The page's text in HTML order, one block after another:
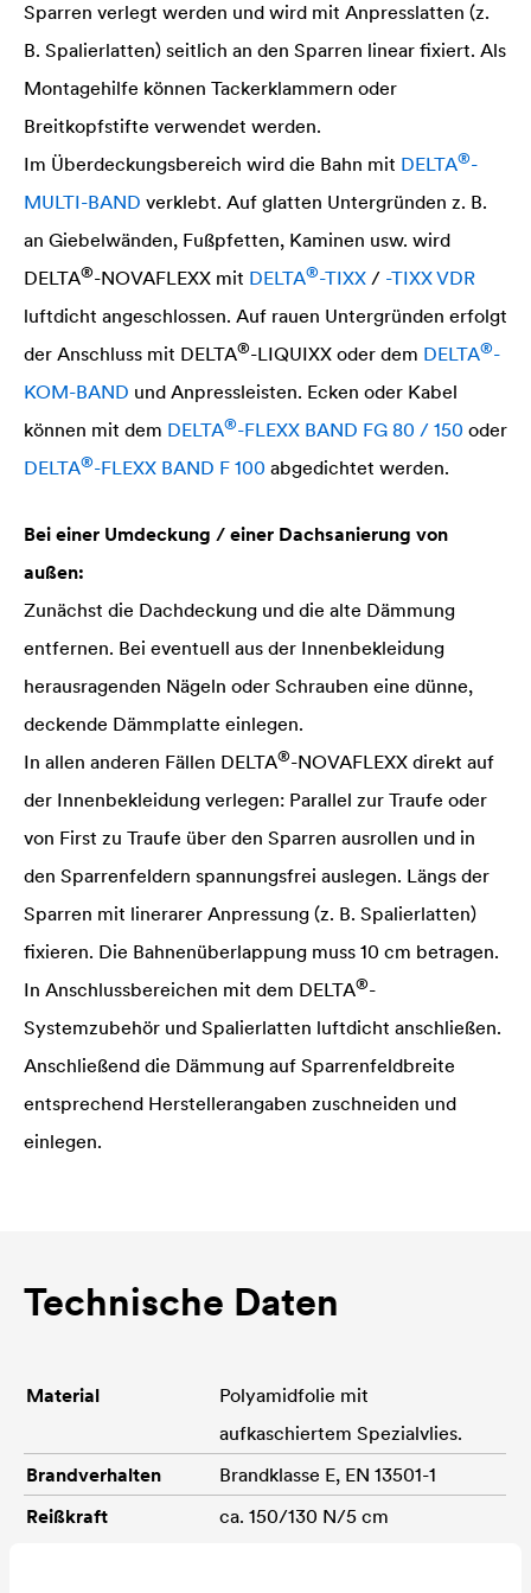
Sparren verlegt werden und wird mit Anpresslatten (z.
B. Spalierlatten) seitlich an den Sparren linear fixiert. Als
Montagehilfe können Tackerklammern oder
Breitkopfstifte verwendet werden.
Im Überdeckungsbereich wird die Bahn mit DELTA®-
MULTI-BAND verklebt. Auf glatten Untergründen z. B.
an Giebelwänden, Fußpfetten, Kaminen usw. wird
DELTA®-NOVAFLEXX mit DELTA®-TIXX / -TIXX VDR
luftdicht angeschlossen. Auf rauen Untergründen erfolgt
der Anschluss mit DELTA®-LIQUIXX oder dem DELTA®-
KOM-BAND und Anpressleisten. Ecken oder Kabel
können mit dem DELTA®-FLEXX BAND FG 80 / 150 oder
DELTA®-FLEXX BAND F 100 abgedichtet werden.
Bei einer Umdeckung / einer Dachsanierung von
außen:
Zunächst die Dachdeckung und die alte Dämmung
entfernen. Bei eventuell aus der Innenbekleidung
herausragenden Nägeln oder Schrauben eine dünne,
deckende Dämmplatte einlegen.
In allen anderen Fällen DELTA®-NOVAFLEXX direkt auf
der Innenbekleidung verlegen: Parallel zur Traufe oder
von First zu Traufe über den Sparren ausrollen und in
den Sparrenfeldern spannungsfrei auslegen. Längs der
Sparren mit linerarer Anpressung (z. B. Spalierlatten)
fixieren. Die Bahnenüberlappung muss 10 cm betragen.
In Anschlussbereichen mit dem DELTA®-
Systemzubehör und Spalierlatten luftdicht anschließen.
Anschließend die Dämmung auf Sparrenfeldbreite
entsprechend Herstellerangaben zuschneiden und
einlegen.
Technische Daten
Material
Polyamidfolie mit
aufkaschiertem Spezialvlies.
Brandverhalten
Brandklasse E, EN 13501-1
Reißkraft
ca. 150/130 N/5 cm